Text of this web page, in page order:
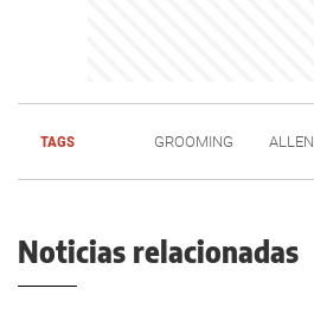
TAGS GROOMING ALLEN
Noticias relacionadas